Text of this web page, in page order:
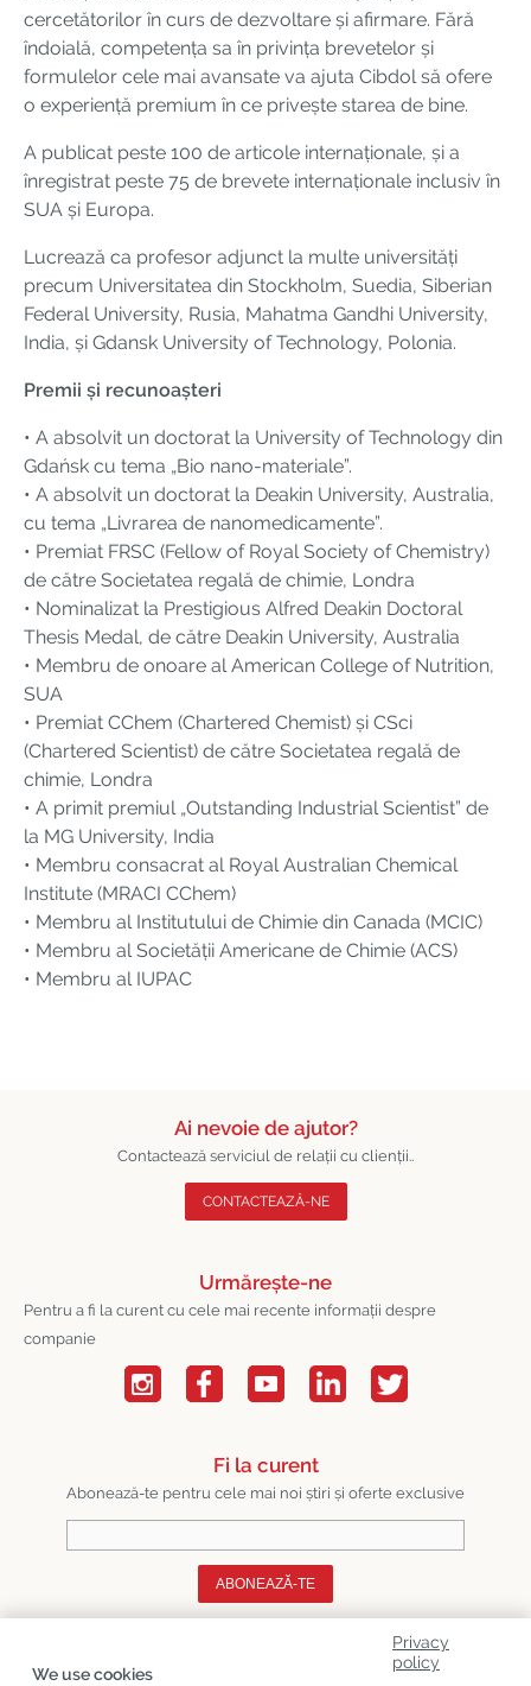
cercetătorilor în curs de dezvoltare și afirmare. Fără
îndoială, competența sa în privința brevetelor și
formulelor cele mai avansate va ajuta Cibdol să ofere
o experiență premium în ce privește starea de bine.
A publicat peste 100 de articole internaționale, și a
înregistrat peste 75 de brevete internaționale inclusiv în
SUA și Europa.
Lucrează ca profesor adjunct la multe universități
precum Universitatea din Stockholm, Suedia, Siberian
Federal University, Rusia, Mahatma Gandhi University,
India, și Gdansk University of Technology, Polonia.
Premii și recunoașteri
• A absolvit un doctorat la University of Technology din
Gdańsk cu tema „Bio nano-materiale”.
• A absolvit un doctorat la Deakin University, Australia,
cu tema „Livrarea de nanomedicamente”.
• Premiat FRSC (Fellow of Royal Society of Chemistry)
de către Societatea regală de chimie, Londra
• Nominalizat la Prestigious Alfred Deakin Doctoral
Thesis Medal, de către Deakin University, Australia
• Membru de onoare al American College of Nutrition,
SUA
• Premiat CChem (Chartered Chemist) și CSci
(Chartered Scientist) de către Societatea regală de
chimie, Londra
• A primit premiul „Outstanding Industrial Scientist” de
la MG University, India
• Membru consacrat al Royal Australian Chemical
Institute (MRACI CChem)
• Membru al Institutului de Chimie din Canada (MCIC)
• Membru al Societății Americane de Chimie (ACS)
• Membru al IUPAC
Ai nevoie de ajutor?
Contactează serviciul de relații cu clienții..
CONTACTEAZĂ-NE
Urmărește-ne
Pentru a fi la curent cu cele mai recente informații despre
companie
Fi la curent
Abonează-te pentru cele mai noi știri și oferte exclusive
ABONEAZĂ-TE
Privacy
policy
We use cookies